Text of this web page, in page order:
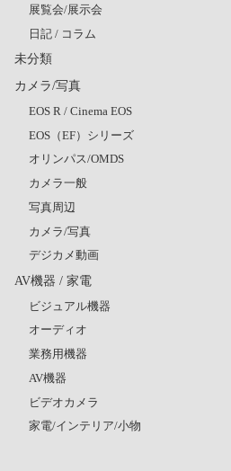
展覧会/展示会
日記 / コラム
未分類
カメラ/写真
EOS R / Cinema EOS
EOS（EF）シリーズ
オリンパス/OMDS
カメラ一般
写真周辺
カメラ/写真
デジカメ動画
AV機器 / 家電
ビジュアル機器
オーディオ
業務用機器
AV機器
ビデオカメラ
家電/インテリア/小物